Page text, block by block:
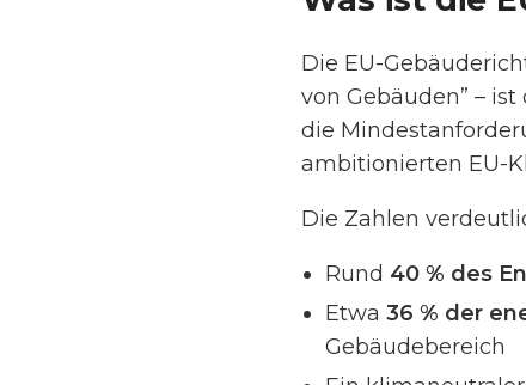
Die EU-
von Gebäuden” –
die
ambitionierten EU-
Die Zahlen
Rund 40 % des
Etwa 36 % der
Gebäudebereich